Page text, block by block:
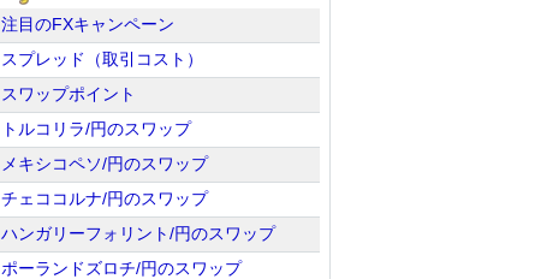
注目のFXキャンペーン
スプレッド（取引コスト）
スワップポイント
トルコリラ/円のスワップ
メキシコペソ/円のスワップ
チェココルナ/円のスワップ
ハンガリーフォリント/円のスワップ
ポーランドズロチ/円のスワップ